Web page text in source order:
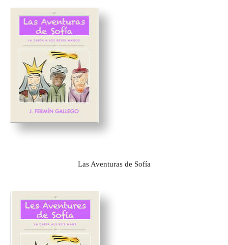
Las Aventuras de Sofía